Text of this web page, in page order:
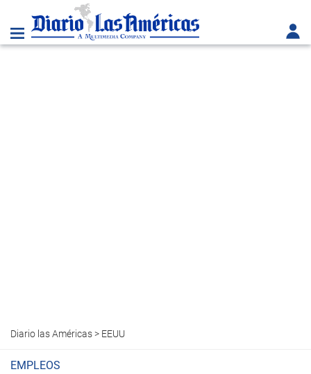
Diario las Américas> EEUU
EMPLEOS